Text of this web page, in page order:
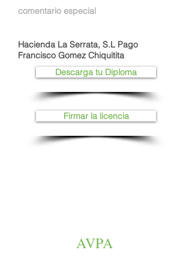
comentario especial
Hacienda La Serrata, S.L Pago
Francisco Gomez Chiquitita
Descarga tu Diploma
Firmar la licencia
AVPA